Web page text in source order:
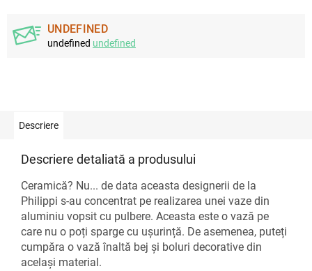
UNDEFINED
undefined undefined
Descriere
Descriere detaliată a produsului
Ceramică? Nu... de data aceasta designerii de la
Philippi s-au concentrat pe realizarea unei vaze din
aluminiu vopsit cu pulbere. Aceasta este o vază pe
care nu o poți sparge cu ușurință. De asemenea, puteți
cumpăra o vază înaltă bej și boluri decorative din
același material.